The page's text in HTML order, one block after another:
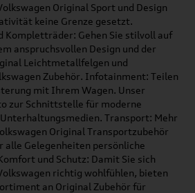
Original Sport und Design
keine Grenze gesetzt.
Kompletträder: Gehen Sie stilvoll auf
anspruchsvollen Design und der
Leichtmetallfelgen und
Zubehör. Infotainment: Teilen
mit Ihrem Wagen. Unser
zur Schnittstelle für moderne
Transport: Mehr
Original Transportzubehör
alle Gelegenheiten persönliche
und Schutz: Damit Sie sich
richtig wohlfühlen, bieten
an Original Zubehör für